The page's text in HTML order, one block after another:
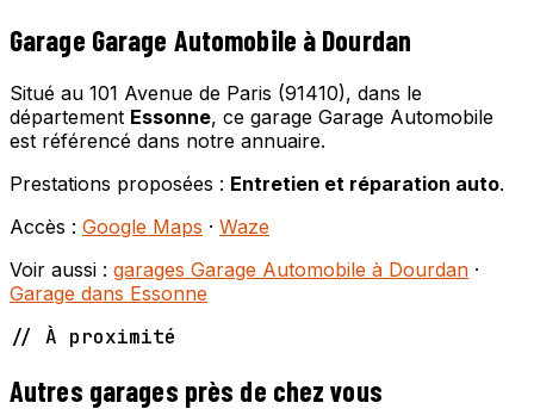
Garage Garage Automobile à Dourdan
Situé au 101 Avenue de Paris (91410), dans le
département Essonne, ce garage Garage Automobile
est référencé dans notre annuaire.
Prestations proposées : Entretien et réparation auto.
Accès : Google Maps · Waze
Voir aussi : garages Garage Automobile à Dourdan ·
Garage dans Essonne
// À proximité
Autres garages près de chez vous